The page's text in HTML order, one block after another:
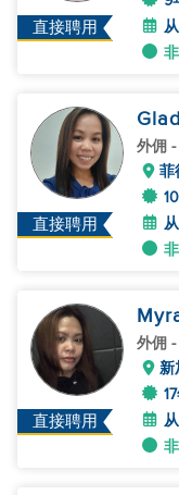
直接聘用
直接聘用
外佣
菲
直接聘用
外佣
新